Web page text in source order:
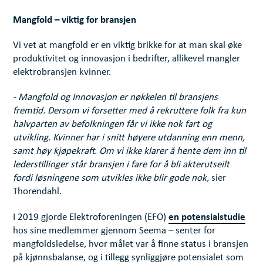
Mangfold – viktig for bransjen
Vi vet at mangfold er en viktig brikke for at man skal øke
produktivitet og innovasjon i bedrifter, allikevel mangler
elektrobransjen kvinner.
- Mangfold og Innovasjon er nøkkelen til bransjens
fremtid. Dersom vi forsetter med å rekruttere folk fra kun
halvparten av befolkningen får vi ikke nok fart og
utvikling. Kvinner har i snitt høyere utdanning enn menn,
samt høy kjøpekraft. Om vi ikke klarer å hente dem inn til
lederstillinger står bransjen i fare for å bli akterutseilt
fordi løsningene som utvikles ikke blir gode nok,sier
Thorendahl.
I 2019 gjorde Elektroforeningen (EFO)en potensialstudie
hos sine medlemmer gjennom Seema – senter for
mangfoldsledelse, hvor målet var å finne status i bransjen
på kjønnsbalanse, og i tillegg synliggjøre potensialet som